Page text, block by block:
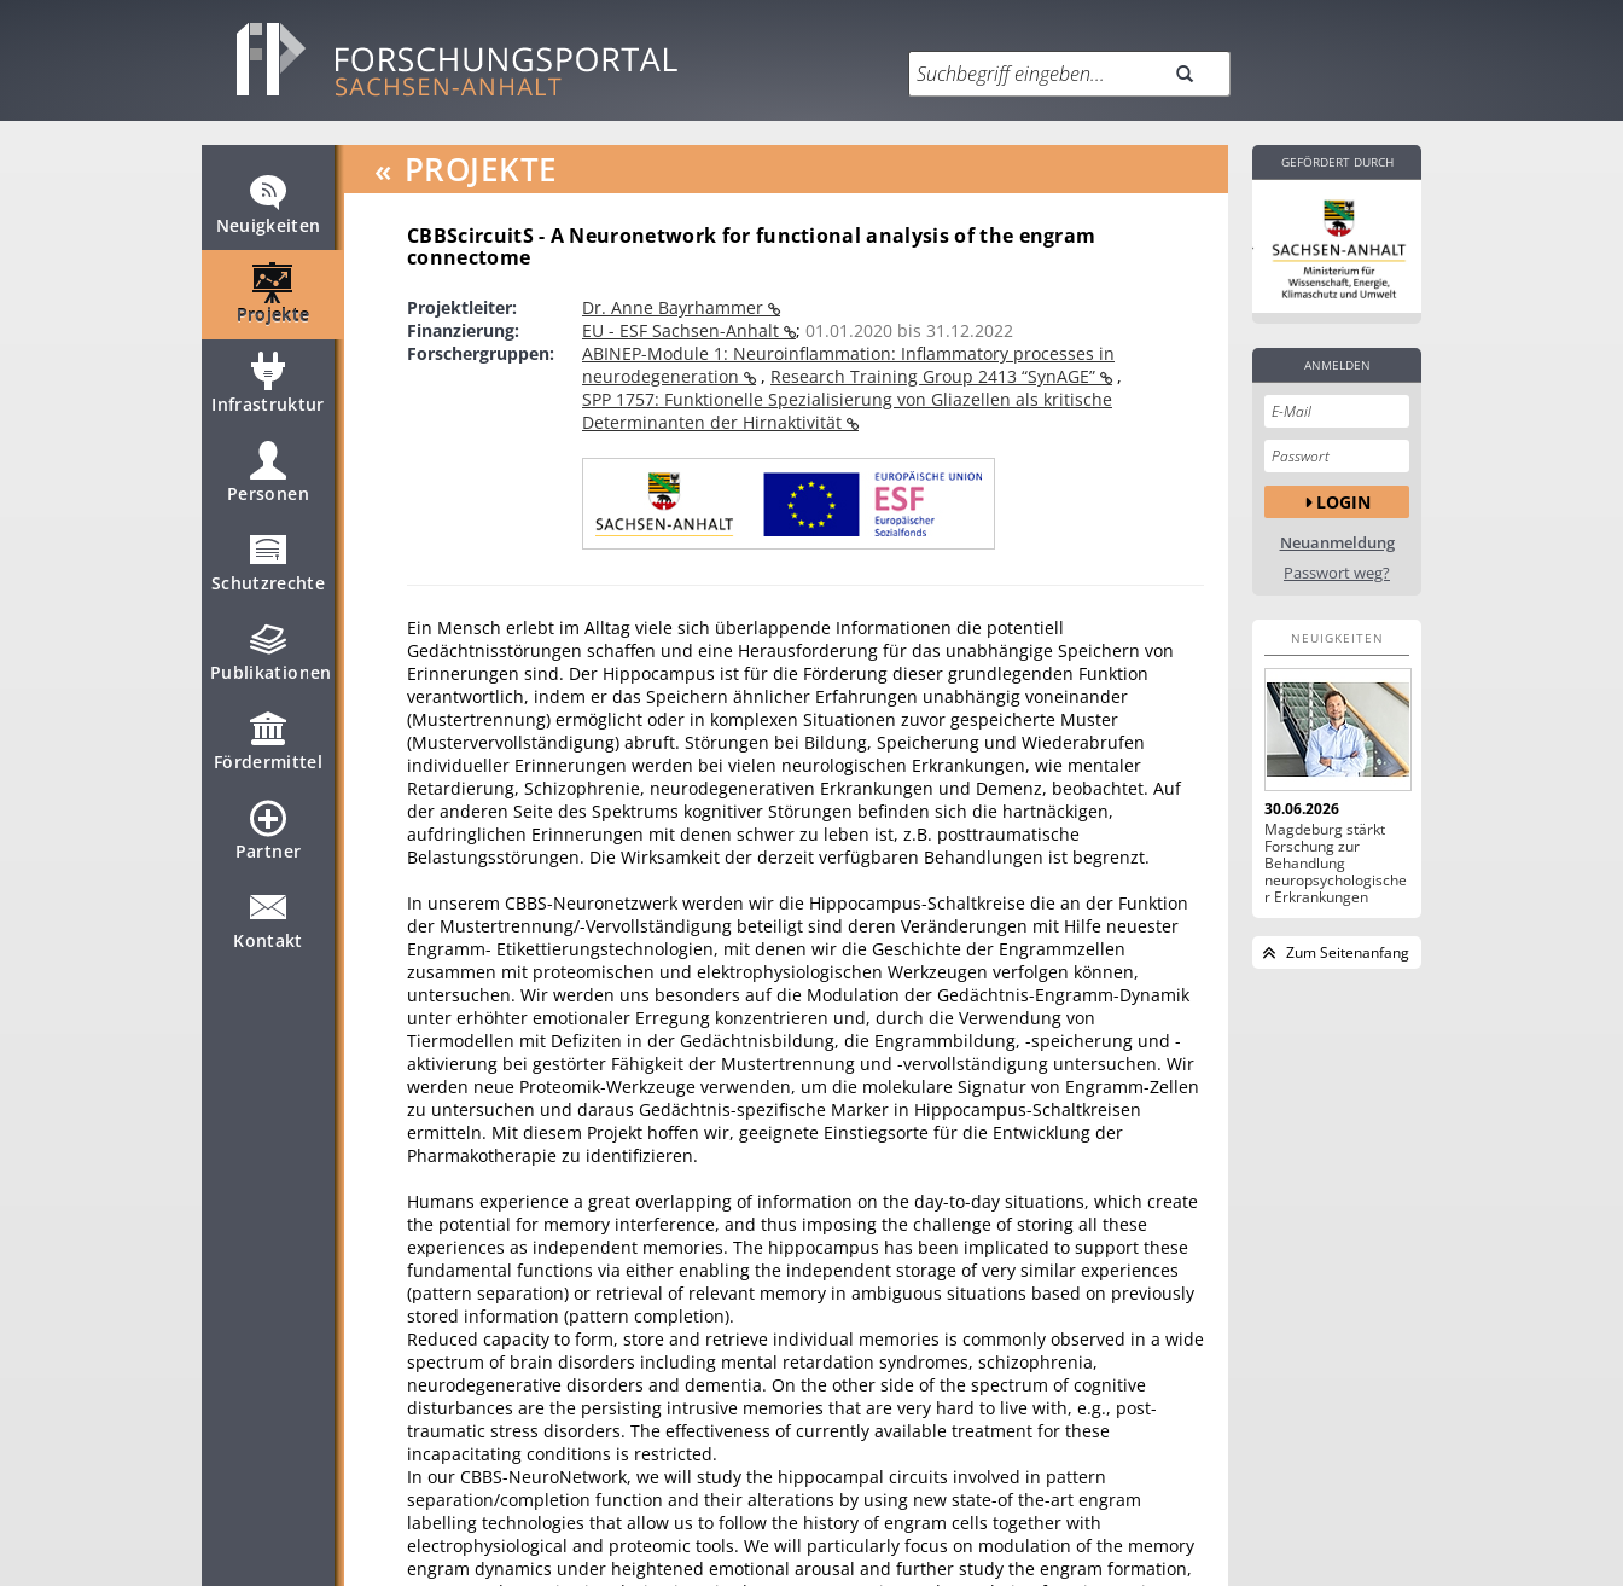
Neuigkeiten
Projekte
Infrastruktur
Personen
Schutzrechte
Publikationen
Fördermittel
Partner
Kontakt
« PROJEKTE
CBBScircuitS - A Neuronetwork for functional analysis of the engram
connectome
Projektleiter:
Dr. Anne Bayrhammer
Finanzierung:
EU - ESF Sachsen-Anhalt ; 01.01.2020 bis 31.12.2022
Forschergruppen:
ABINEP-Module 1: Neuroinflammation: Inflammatory processes in
neurodegeneration
, Research Training Group 2413 “SynAGE”
,
SPP 1757: Funktionelle Spezialisierung von Gliazellen als kritische
Determinanten der Hirnaktivität
Ein Mensch erlebt im Alltag viele sich überlappende Informationen die potentiell
Gedächtnisstörungen schaffen und eine Herausforderung für das unabhängige Speichern von
Erinnerungen sind. Der Hippocampus ist für die Förderung dieser grundlegenden Funktion
verantwortlich, indem er das Speichern ähnlicher Erfahrungen unabhängig voneinander
(Mustertrennung) ermöglicht oder in komplexen Situationen zuvor gespeicherte Muster
(Mustervervollständigung) abruft. Störungen bei Bildung, Speicherung und Wiederabrufen
individueller Erinnerungen werden bei vielen neurologischen Erkrankungen, wie mentaler
Retardierung, Schizophrenie, neurodegenerativen Erkrankungen und Demenz, beobachtet. Auf
der anderen Seite des Spektrums kognitiver Störungen befinden sich die hartnäckigen,
aufdringlichen Erinnerungen mit denen schwer zu leben ist, z.B. posttraumatische
Belastungsstörungen. Die Wirksamkeit der derzeit verfügbaren Behandlungen ist begrenzt.
In unserem CBBS-Neuronetzwerk werden wir die Hippocampus-Schaltkreise die an der Funktion
der Mustertrennung/-Vervollständigung beteiligt sind deren Veränderungen mit Hilfe neuester
Engramm- Etikettierungstechnologien, mit denen wir die Geschichte der Engrammzellen
zusammen mit proteomischen und elektrophysiologischen Werkzeugen verfolgen können,
untersuchen. Wir werden uns besonders auf die Modulation der Gedächtnis-Engramm-Dynamik
unter erhöhter emotionaler Erregung konzentrieren und, durch die Verwendung von
Tiermodellen mit Defiziten in der Gedächtnisbildung, die Engrammbildung, -speicherung und -
aktivierung bei gestörter Fähigkeit der Mustertrennung und -vervollständigung untersuchen. Wir
werden neue Proteomik-Werkzeuge verwenden, um die molekulare Signatur von Engramm-Zellen
zu untersuchen und daraus Gedächtnis-spezifische Marker in Hippocampus-Schaltkreisen
ermitteln. Mit diesem Projekt hoffen wir, geeignete Einstiegsorte für die Entwicklung der
Pharmakotherapie zu identifizieren.
Humans experience a great overlapping of information on the day-to-day situations, which create
the potential for memory interference, and thus imposing the challenge of storing all these
experiences as independent memories. The hippocampus has been implicated to support these
fundamental functions via either enabling the independent storage of very similar experiences
(pattern separation) or retrieval of relevant memory in ambiguous situations based on previously
stored information (pattern completion).
Reduced capacity to form, store and retrieve individual memories is commonly observed in a wide
spectrum of brain disorders including mental retardation syndromes, schizophrenia,
neurodegenerative disorders and dementia. On the other side of the spectrum of cognitive
disturbances are the persisting intrusive memories that are very hard to live with, e.g., post-
traumatic stress disorders. The effectiveness of currently available treatment for these
incapacitating conditions is restricted.
In our CBBS-NeuroNetwork, we will study the hippocampal circuits involved in pattern
separation/completion function and their alterations by using new state-of the-art engram
labelling technologies that allow us to follow the history of engram cells together with
electrophysiological and proteomic tools. We will particularly focus on modulation of the memory
engram dynamics under heightened emotional arousal and further study the engram formation,
GEFÖRDERT DURCH
ANMELDEN
LOGIN
Neuanmeldung
Passwort weg?
NEUIGKEITEN
30.06.2026
Magdeburg stärkt
Forschung zur
Behandlung
neuropsychologische
r Erkrankungen
Zum Seitenanfang